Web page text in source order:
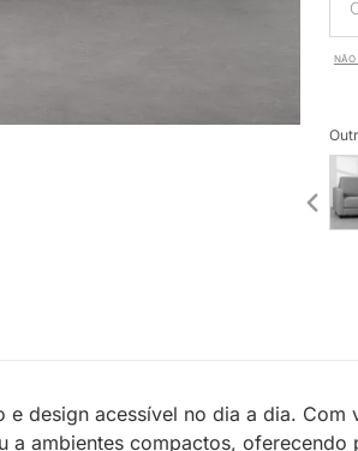
NÃO
design acessível no dia a dia. Com
ambientes compactos,